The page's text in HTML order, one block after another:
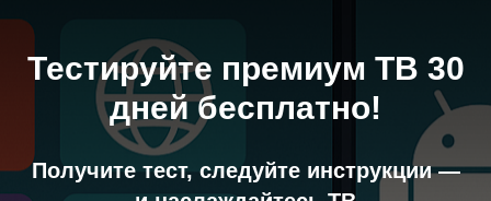
Тестируйте премиум ТВ 30
дней бесплатно!
Получите тест, следуйте инструкции —